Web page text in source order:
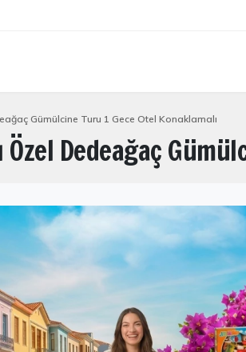
Gümülcine Turu 1 Gece Otel Konaklamalı
Dedeağaç